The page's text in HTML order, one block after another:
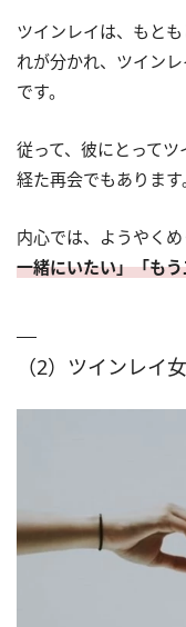
ツインレイは、もと
れが分かれ、ツイン
です。
従って、彼にとって
経た再会でもあります。
内心では、ようやく
一緒にいたい」「も
（2）ツインレイ